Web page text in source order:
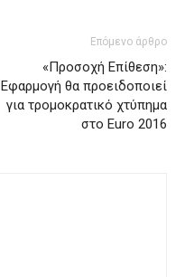
Επόμενο άρθρο
«Προσοχή Επίθεση»:
Εφαρμογή θα προειδοποιεί
για τρομοκρατικό χτύπημα
στο Euro 2016